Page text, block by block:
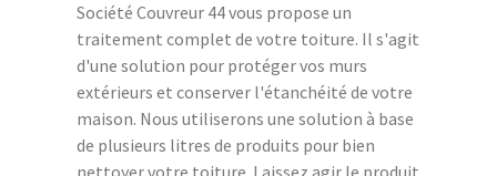
Société Couvreur 44 vous propose un
traitement complet de votre toiture. Il s'agit
d'une solution pour protéger vos murs
extérieurs et conserver l'étanchéité de votre
maison. Nous utiliserons une solution à base
de plusieurs litres de produits pour bien